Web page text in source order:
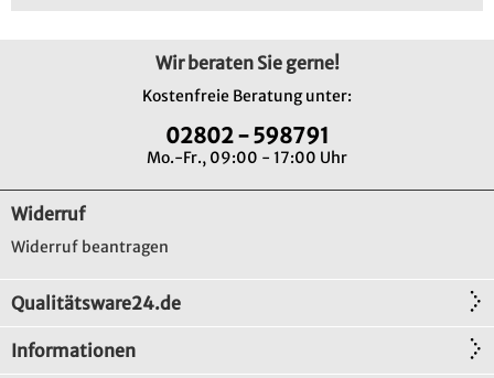
Wir beraten Sie gerne!
Kostenfreie Beratung unter:
02802 - 598791
Mo.-Fr., 09:00 - 17:00 Uhr
Widerruf
Widerruf beantragen
Qualitätsware24.de
Informationen